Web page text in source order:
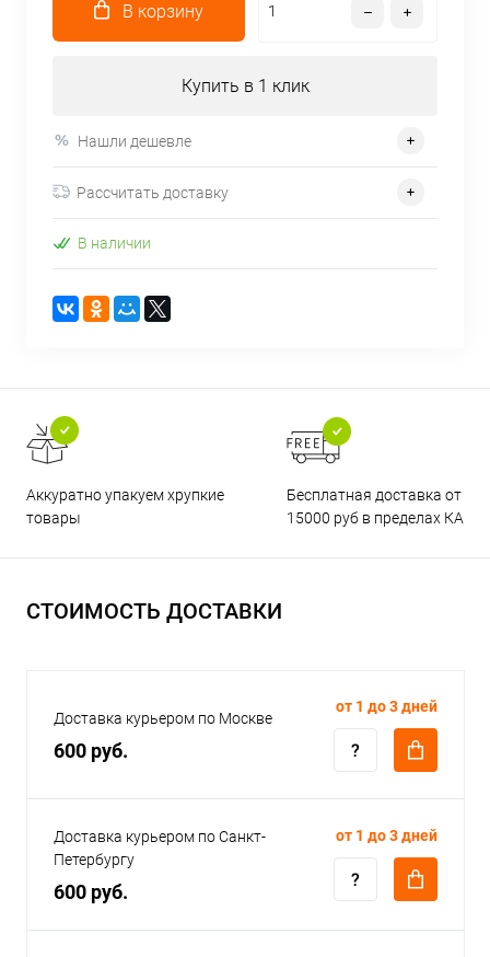
В корзину
Купить в 1 клик
Нашли дешевле
Рассчитать доставку
В наличии
Аккуратно упакуем хрупкие
товары
Бесплатная доставка от
15000 руб в пределах КАД
СТОИМОСТЬ ДОСТАВКИ
Доставка курьером по Москве
600 руб.
от 1 до 3 дней
Доставка курьером по Санкт-
Петербургу
600 руб.
от 1 до 3 дней